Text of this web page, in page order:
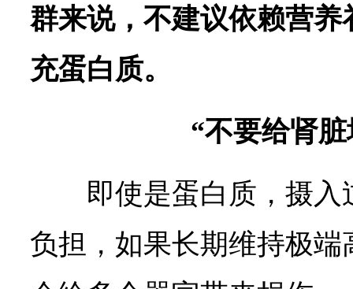
群来说，不建议依赖营
充蛋白质。
“不要给肾
即使是蛋白质，摄
负担，如果长期维持极